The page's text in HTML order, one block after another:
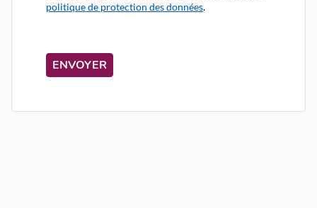
politique de protection des données.